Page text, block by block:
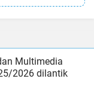
Multimedia
2025/2026 dilantik